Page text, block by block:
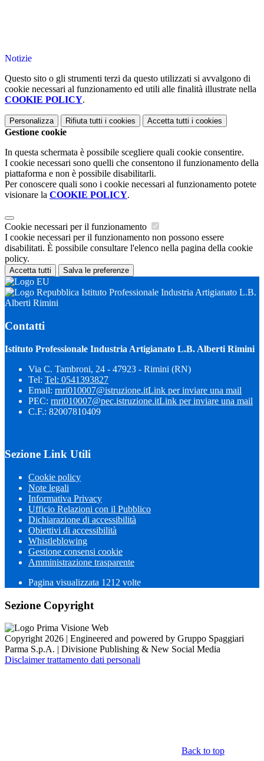
Notizie
Questo sito o gli strumenti terzi da questo utilizzati si avvalgono di
cookie necessari al funzionamento ed utili alle finalità illustrate nella
COOKIE POLICY.
Personalizza Rifiuta tutti i cookies Accetta tutti i cookies
Gestione cookie
In questa schermata è possibile scegliere quali cookie consentire.
I cookie necessari sono quelli che consentono il funzionamento della
piattaforma e non è possibile disabilitarli.
Per conoscere quali sono i cookie necessari al funzionamento potete
visionare la COOKIE POLICY.
Cookie necessari per il funzionamento
I cookie necessari per il funzionamento non possono essere
disabilitati. È possibile consultare l'elenco nella pagina della cookie
policy.
Accetta tutti Salva le preferenze
Istituto Professionale Industria Artigianato L.B.
Alberti Rimini
Contatti
Istituto Professionale Industria Artigianato L.B. Alberti Rimini
Via C. Tambroni, 24 - 47923 - Rimini (RN)
Tel: Tel: 0541393827
Email: rnri010007@istruzione.itLink per inviare una mail
PEC: rnri010007@pec.istruzione.itLink per inviare una mail
C.F.: 82007810409
Sezione Link Utili
Cookie policy
Note legali
Informativa Privacy
Ufficio Relazioni con il Pubblico
Dichiarazione di accessibilità
Obiettivi di accessibilità
Whistleblowing
Gestione consensi cookie
Amministrazione trasparente
Pagina visualizzata 1212 volte
Sezione Copyright
Copyright 2026 | Engineered and powered by Gruppo Spaggiari
Parma S.p.A. | Divisione Publishing & New Social Media
Disclaimer trattamento dati personali
Back to top